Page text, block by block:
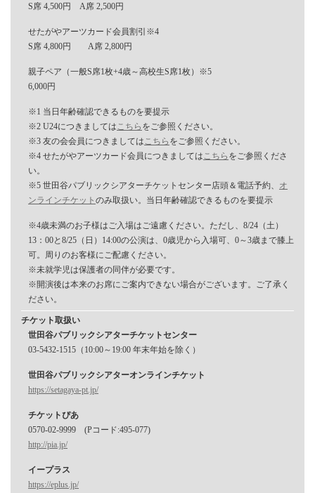
S席 4,500円 A席 2,500円
せたがやアーツカード会員割引※4
S席 4,800円 A席 2,800円
親子ペア（一般S席1枚+4歳～高校生S席1枚）※5
6,000円
※1 当日年齢確認できるものを要提示
※2 U24につきましては こちら をご参照ください。
※3 友の会会員につきましては こちら をご参照ください。
※4 せたがやアーツカード会員につきましては こちら をご参照くださ
い。
※5 世田谷パブリックシアターチケットセンター店頭＆電話予約、 オ
ンラインチケット のみ取扱い。当日年齢確認できるものを要提示
※4歳未満のお子様はご入場はご遠慮ください。ただし、8/24（土）
13：00と8/25（日）14:00の公演は、0歳児から入場可、0～3歳まで膝上
可。周りのお客様にご配慮ください。
※未就学児は保護者の同伴が必要です。
※開演後は本来のお席にご案内できない場合がございます。ご了承く
ださい。
チケット取扱い
世田谷パブリックシアターチケットセンター
03-5432-1515（10:00～19:00 年末年始を除く）
世田谷パブリックシアターオンラインチケット
https://setagaya-pt.jp/
チケットぴあ
0570-02-9999 (Pコード:495-077)
http://pia.jp/
イープラス
https://eplus.jp/